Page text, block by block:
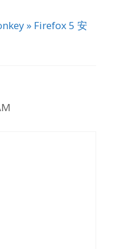
» Firefox 5 安